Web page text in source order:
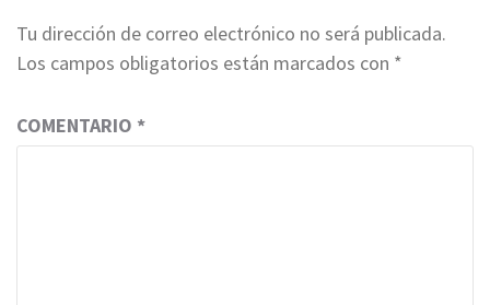
Tu dirección de correo electrónico no será publicada.
Los campos obligatorios están marcados con *
COMENTARIO *